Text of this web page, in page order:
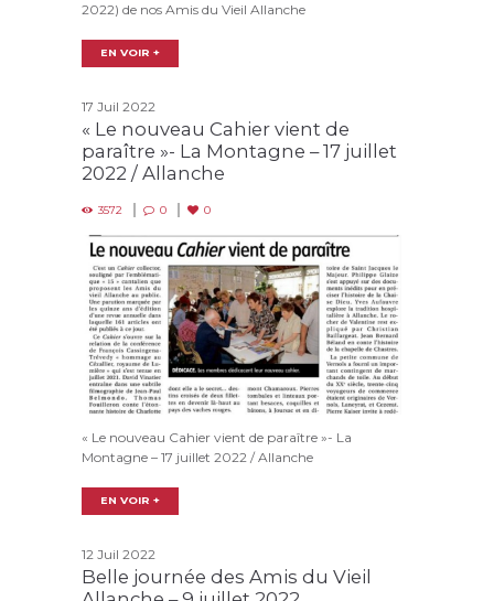
2022) de nos Amis du Vieil Allanche
EN VOIR +
17 Juil 2022
« Le nouveau Cahier vient de
paraître »- La Montagne – 17 juillet
2022 / Allanche
3572 0 0
« Le nouveau Cahier vient de paraître »- La
Montagne – 17 juillet 2022 / Allanche
EN VOIR +
12 Juil 2022
Belle journée des Amis du Vieil